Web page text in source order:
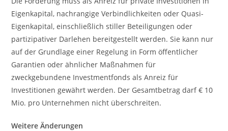
Eigenkapital, nachrangige Verbindlichkeiten oder Quasi-
Eigenkapital, einschließlich stiller Beteiligungen oder
partizipativer Darlehen bereitgestellt werden. Sie kann nur
auf der Grundlage einer Regelung in Form öffentlicher
Garantien oder ähnlicher Maßnahmen für
zweckgebundene Investmentfonds als Anreiz für
Investitionen gewährt werden. Der Gesamtbetrag darf € 10
Mio. pro Unternehmen nicht überschreiten.
Weitere Änderungen